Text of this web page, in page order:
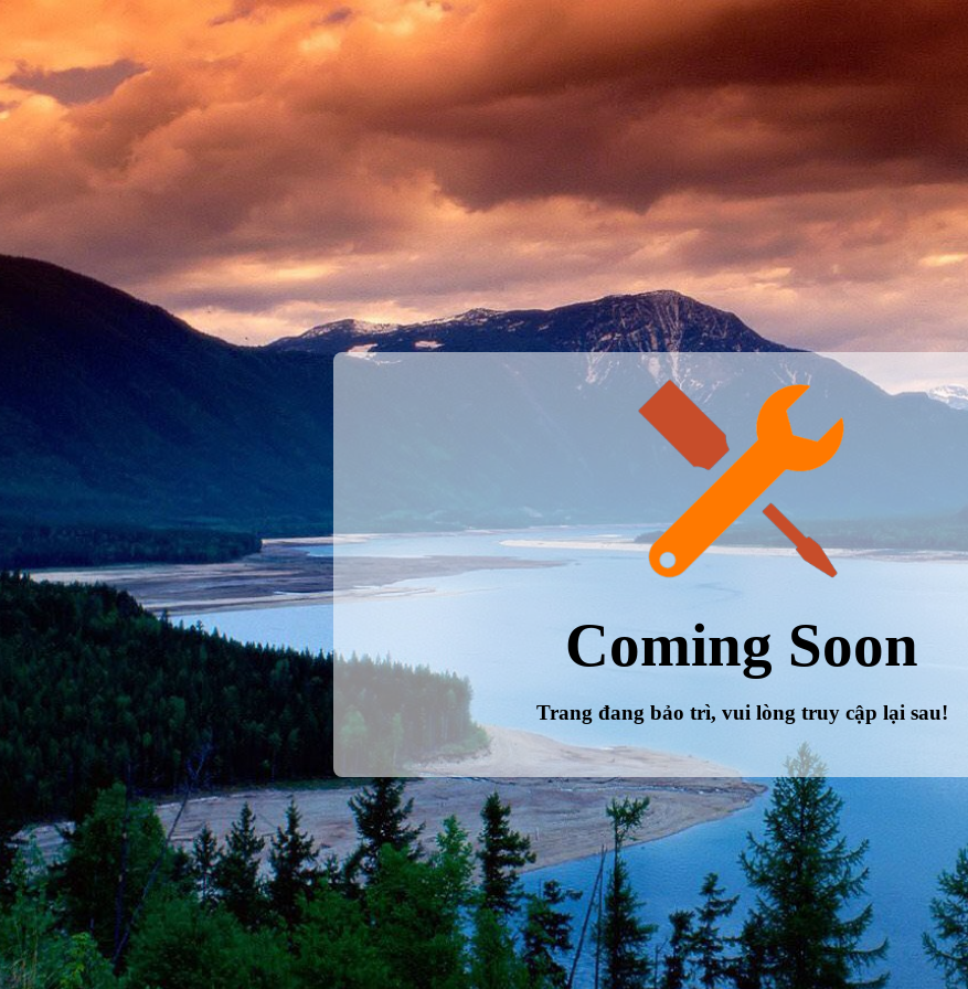
Coming Soon
Trang đang bảo trì, vui lòng truy cập lại sau!